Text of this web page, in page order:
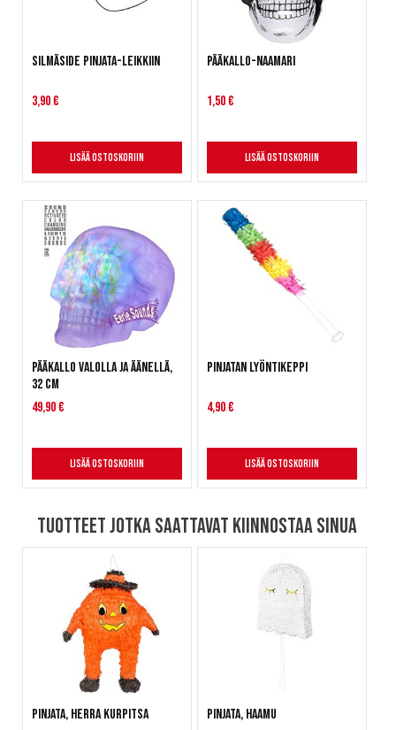
Silmäside Pinjata-leikkiin
3,90 €
Lisää ostoskoriin
Pääkallo-naamari
1,50 €
Lisää ostoskoriin
Pääkallo valolla ja äänellä,
32 cm
49,90 €
Lisää ostoskoriin
Pinjatan lyöntikeppi
4,90 €
Lisää ostoskoriin
Tuotteet jotka saattavat kiinnostaa sinua
Pinjata, Herra Kurpitsa Pinjata, Haamu